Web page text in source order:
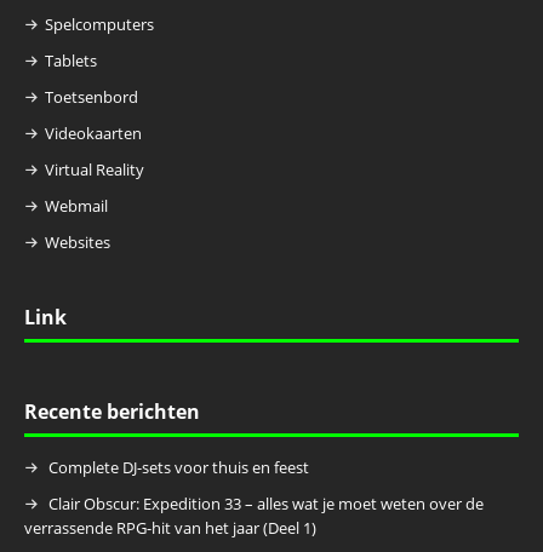
Spelcomputers
Tablets
Toetsenbord
Videokaarten
Virtual Reality
Webmail
Websites
Link
Recente berichten
Complete DJ-sets voor thuis en feest
Clair Obscur: Expedition 33 – alles wat je moet weten over de
verrassende RPG-hit van het jaar (Deel 1)